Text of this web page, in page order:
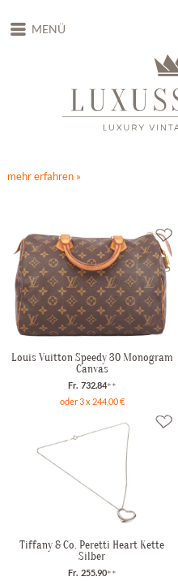
MENÜ
mehr erfahren »
Louis Vuitton Speedy 30 Monogram
Canvas
oder 3 x 244,00 €
Fr. 732.84**
Tiffany & Co. Peretti Heart Kette
Silber
Fr. 255.90**